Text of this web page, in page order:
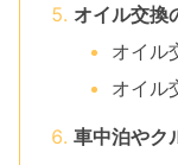
オイル交換
オイル
オイル
車中泊やク